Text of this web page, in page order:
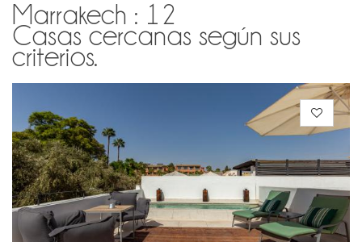
Marrakech : 12
Casas cercanas según sus
criterios.